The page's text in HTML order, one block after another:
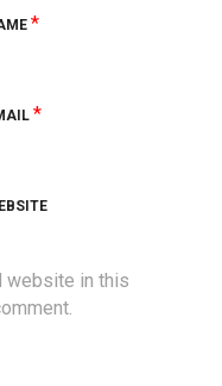
*
*
website in this